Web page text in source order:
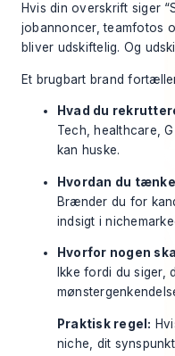
Hvis din overskrift siger
jobannoncer, teamfotos
bliver udskiftelig. Og
Et brugbart brand
Hvad du
Tech, healthcare,
kan huske.
Hvordan du
Brænder du for
indsigt i
Hvorfor nogen
Ikke fordi du
Praktisk regel:
niche, dit